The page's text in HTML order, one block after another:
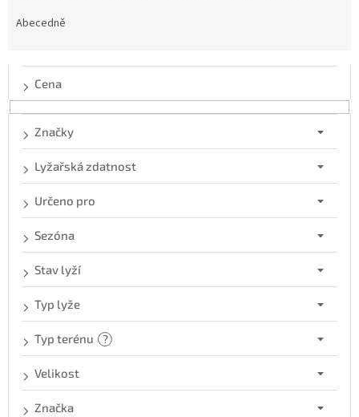
o
Abecedně
Cena
Značky
Lyžařská zdatnost
Určeno pro
Sezóna
Stav lyží
Typ lyže
Typ terénu ?
Velikost
Značka